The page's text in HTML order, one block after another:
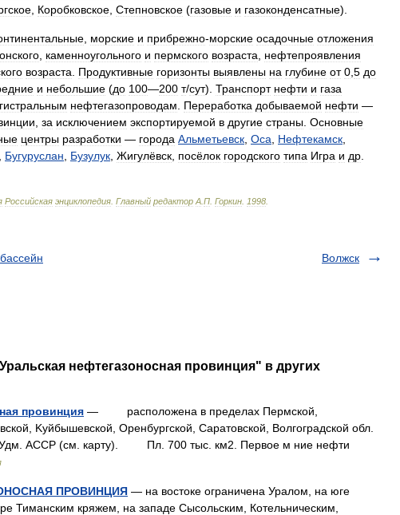
Коробковское Степновское (газовые и газоконденсатные).
морские и прибрежно-морские осадочные отложения
каменноугольного и пермского возраста
нефтепроявления
возраста Продуктивные горизонты выявлены на глубине от 0 5 до
и небольшие (до 100—200 т/сут). Транспорт нефти и газа
нефтегазопроводам Переработка добываемой нефти —
за исключением экспортируемой в другие страны Основные
центры разработки — города Альметьевск Оса Нефтекамск
Бугуруслан Бузулук Жигулёвск посёлок городского типа Игра и др
Российская энциклопедия Главный редактор А П Горкин 1998
Волжск
нефтегазоносная провинция" в других
провинция — расположена в пределах Пермской,
Kуйбышевской, Oренбургской, Cаратовской, Волгоградской обл.
Удм. ACCP (см. карту). Пл. 700 тыс. км2. Первое м ние нефти
ПРОВИНЦИЯ — на востоке ограничена Уралом, на юге
Тиманским кряжем, на западе Сысольским, Котельническим,